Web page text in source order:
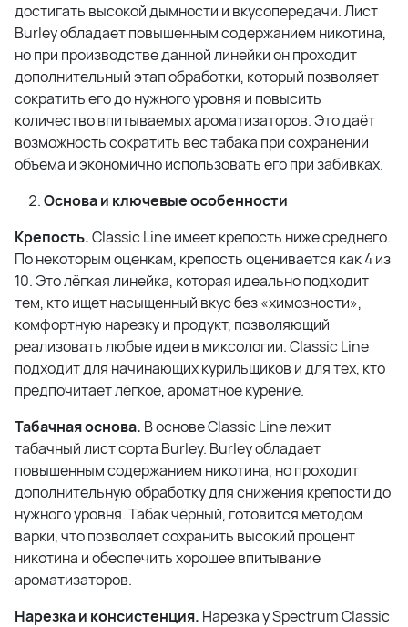
достигать высокой дымности и вкусопередачи. Лист
Burley обладает повышенным содержанием никотина,
но при производстве данной линейки он проходит
дополнительный этап обработки, который позволяет
сократить его до нужного уровня и повысить
количество впитываемых ароматизаторов. Это даёт
возможность сократить вес табака при сохранении
объема и экономично использовать его при забивках.
Основа и ключевые особенности
Крепость.Classic Line имеет крепость ниже среднего.
По некоторым оценкам, крепость оценивается как 4 из
10. Это лёгкая линейка, которая идеально подходит
тем, кто ищет насыщенный вкус без «химозности»,
комфортную нарезку и продукт, позволяющий
реализовать любые идеи в миксологии. Classic Line
подходит для начинающих курильщиков и для тех, кто
предпочитает лёгкое, ароматное курение.
Табачная основа. В основе Classic Line лежит
табачный лист сорта Burley. Burley обладает
повышенным содержанием никотина, но проходит
дополнительную обработку для снижения крепости до
нужного уровня. Табак чёрный, готовится методом
варки, что позволяет сохранить высокий процент
никотина и обеспечить хорошее впитывание
ароматизаторов.
Нарезка и консистенция. Нарезка у Spectrum Classic